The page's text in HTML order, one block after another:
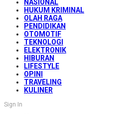
NASIONAL
HUKUM KRIMINAL
OLAH RAGA
PENDIDIKAN
OTOMOTIF
TEKNOLOGI
ELEKTRONIK
HIBURAN
LIFESTYLE
OPINI
TRAVELING
KULINER
Sign In